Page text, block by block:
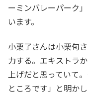
ーミンバレーパーク
います。
小栗了さんは小栗旬
力する。エキストラ
上げだと思っていて
ところです」と明かし